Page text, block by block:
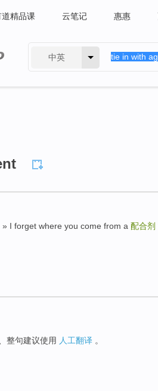
道精品课 云笔记 惠惠
中英
» I forget where you come from a 配合剂
整句建议使用 人工翻译 。